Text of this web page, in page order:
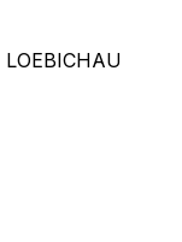
LOEBICHAU